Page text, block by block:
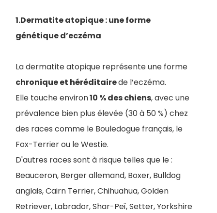
1.Dermatite atopique : une forme
génétique d’eczéma
La dermatite atopique représente une forme
chronique et héréditairede l’eczéma.
Elle touche environ10 % des chiens, avec une
prévalence bien plus élevée (30 à 50 %) chez
des races comme le Bouledogue français, le
Fox-Terrier ou le Westie.
D'autres races sont à risque telles que le :
Beauceron, Berger allemand, Boxer, Bulldog
anglais, Cairn Terrier, Chihuahua, Golden
Retriever, Labrador, Shar-Peï, Setter, Yorkshire